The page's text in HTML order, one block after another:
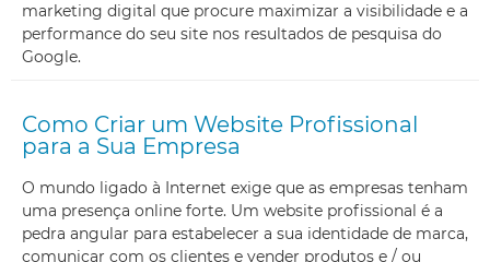
marketing digital que procure maximizar a visibilidade e a
performance do seu site nos resultados de pesquisa do
Google.
Como Criar um Website Profissional
para a Sua Empresa
O mundo ligado à Internet exige que as empresas tenham
uma presença online forte. Um website profissional é a
pedra angular para estabelecer a sua identidade de marca,
comunicar com os clientes e vender produtos e / ou